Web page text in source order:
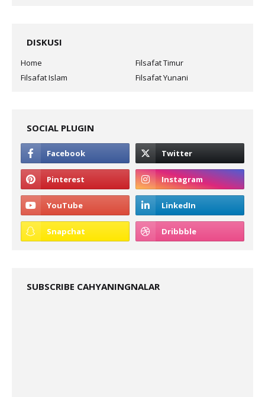
DISKUSI
Home
Filsafat Timur
Filsafat Islam
Filsafat Yunani
SOCIAL PLUGIN
SUBSCRIBE CAHYANINGNALAR